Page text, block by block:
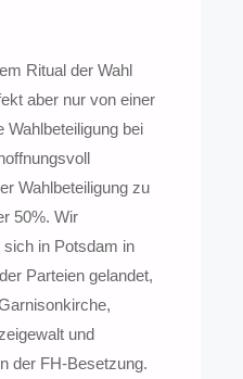
Ritual der Wahl
aber nur von einer
bei
Wahlbeteiligung zu
50%. Wir
sich in Potsdam in
Parteien gelandet,
und
der FH-Besetzung.